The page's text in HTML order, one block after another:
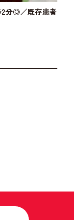
2分◎／既存患者